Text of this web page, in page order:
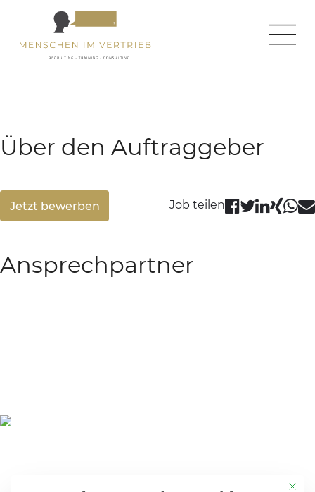
← zurück zur Homepage ← zurück zur Jobseite
Über den Auftraggeber
Jetzt bewerben Job teilen
Ansprechpartner
Mit